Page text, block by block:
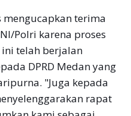
mengucapkan terima
Polri karena proses
telah berjalan
DPRD Medan yang
"Juga kepada
rapat